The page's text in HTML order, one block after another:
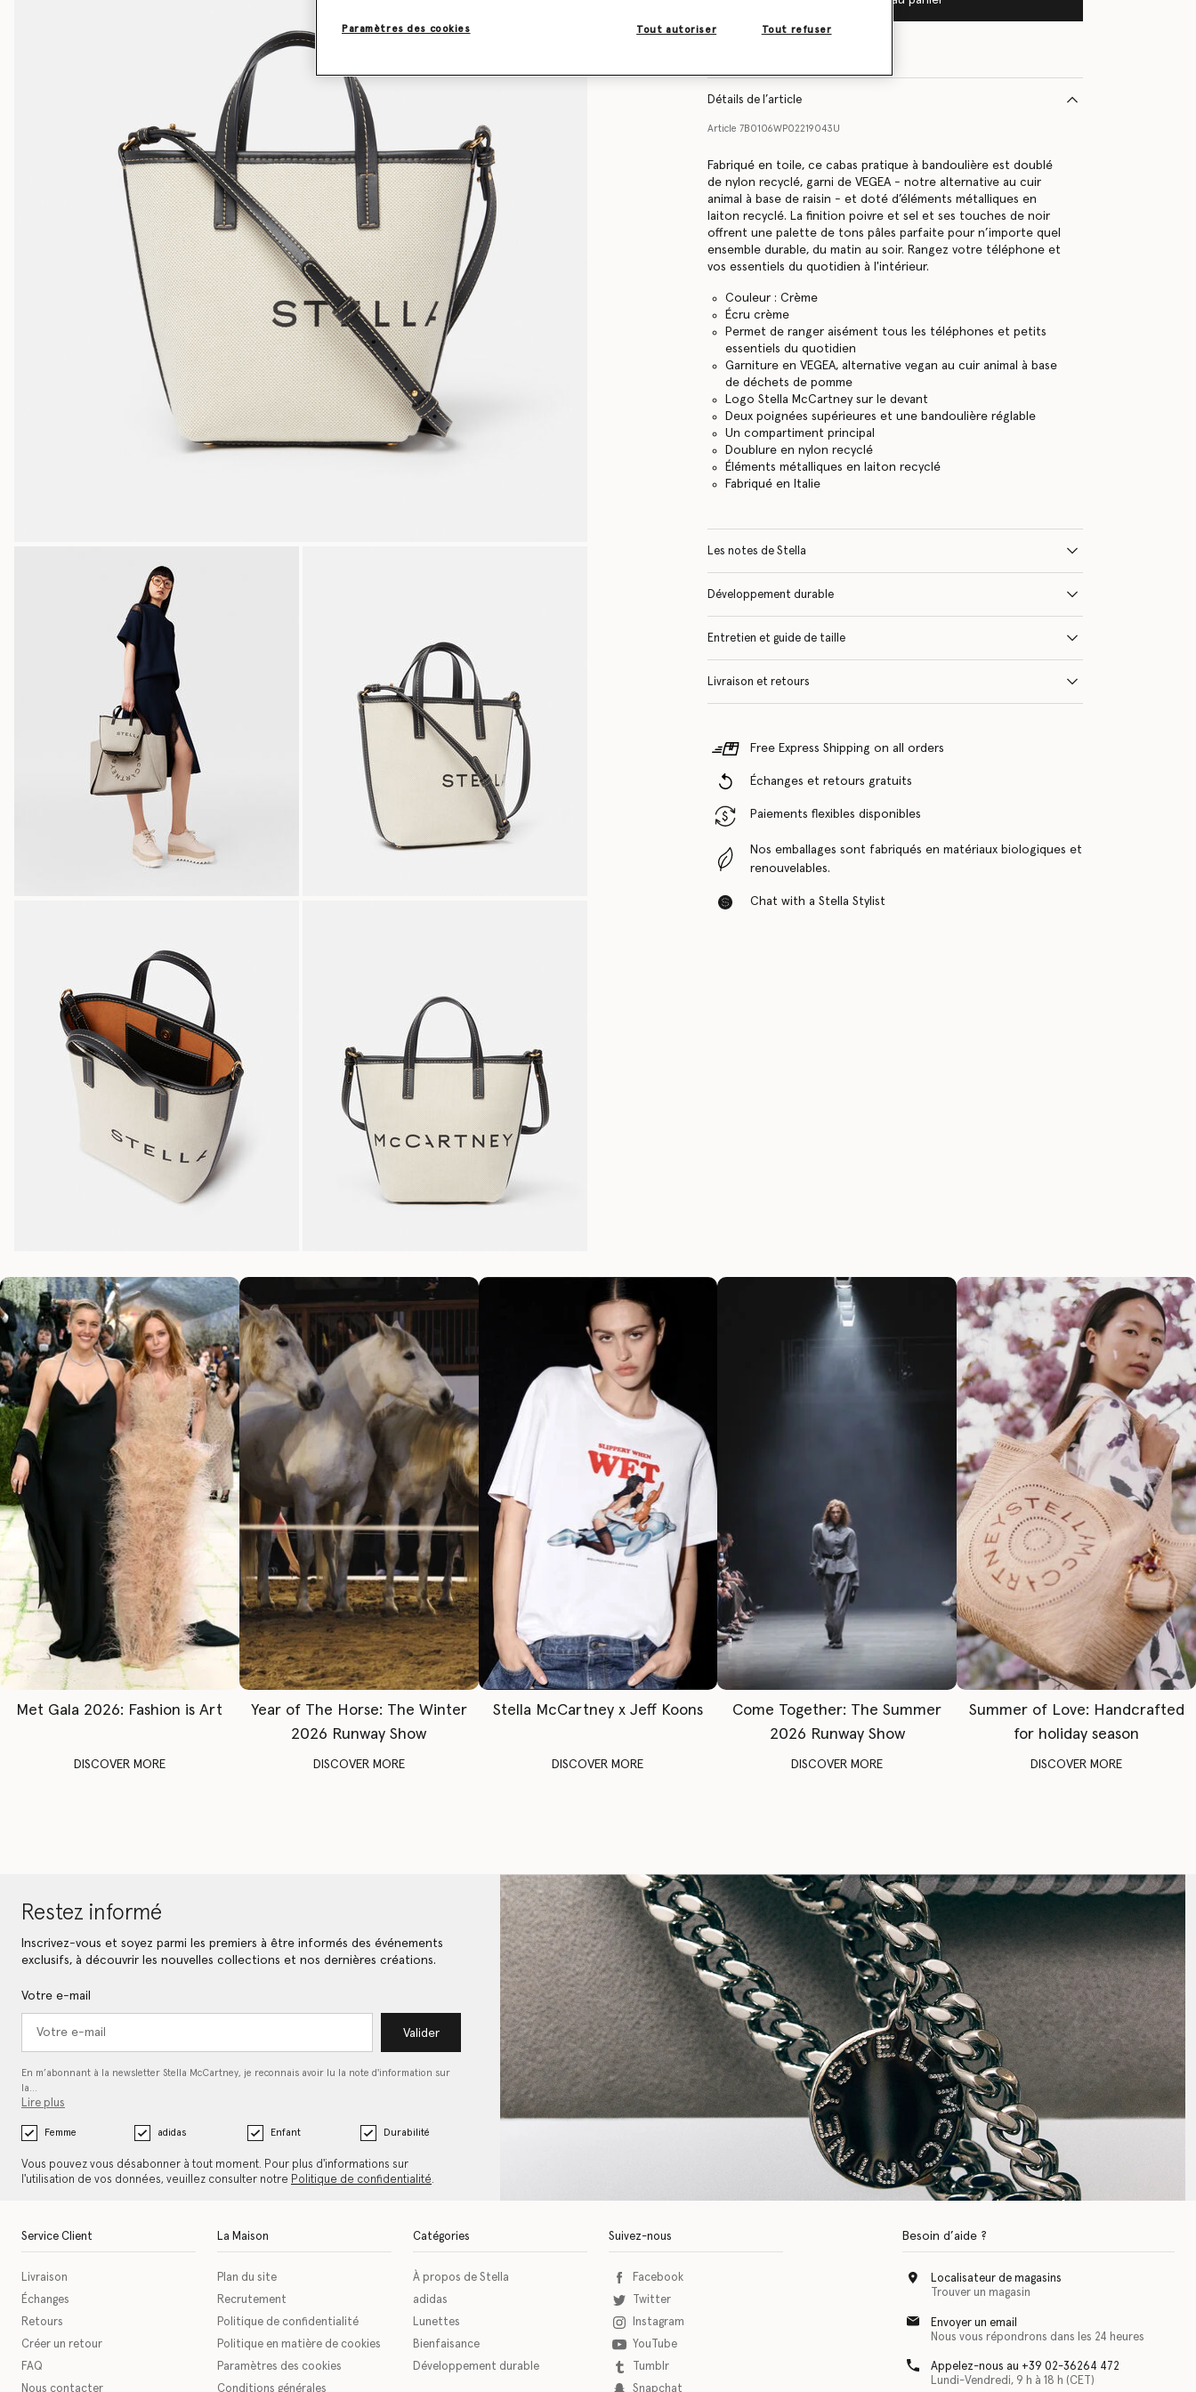
Détails de l’article
Article 7B0106WP02219043U
Fabriqué en toile, ce cabas pratique à bandoulière est doublé
de nylon recyclé, garni de VEGEA - notre alternative au cuir
animal à base de raisin - et doté d’éléments métalliques en
laiton recyclé. La finition poivre et sel et ses touches de noir
offrent une palette de tons pâles parfaite pour n’importe quel
ensemble durable, du matin au soir. Rangez votre téléphone et
vos essentiels du quotidien à l'intérieur.
Couleur : Crème
Écru crème
Permet de ranger aisément tous les téléphones et petits
essentiels du quotidien
Garniture en VEGEA, alternative vegan au cuir animal à base
de déchets de pomme
Logo Stella McCartney sur le devant
Deux poignées supérieures et une bandoulière réglable
Un compartiment principal
Doublure en nylon recyclé
Éléments métalliques en laiton recyclé
Fabriqué en Italie
Les notes de Stella
Développement durable
Entretien et guide de taille
Livraison et retours
Free Express Shipping on all orders
Échanges et retours gratuits
Paiements flexibles disponibles
Nos emballages sont fabriqués en matériaux biologiques et
renouvelables.
Chat with a Stella Stylist
Met Gala 2026: Fashion is Art
DISCOVER MORE
Year of The Horse: The Winter
2026 Runway Show
DISCOVER MORE
Stella McCartney x Jeff Koons
DISCOVER MORE
Come Together: The Summer
2026 Runway Show
DISCOVER MORE
Summer of Love: Handcrafted
for holiday season
DISCOVER MORE
Restez informé
Inscrivez-vous et soyez parmi les premiers à être informés des événements
exclusifs, à découvrir les nouvelles collections et nos dernières créations.
Votre e-mail
Valider
En m’abonnant à la newsletter Stella McCartney, je reconnais avoir lu la note d'information sur
la…
Lire plus
Femme adidas Enfant Durabilité
Vous pouvez vous désabonner à tout moment. Pour plus d'informations sur
l'utilisation de vos données, veuillez consulter notre Politique de confidentialité.
Service Client
Livraison
Échanges
Retours
Créer un retour
FAQ
Nous contacter
La Maison
Plan du site
Recrutement
Politique de confidentialité
Politique en matière de cookies
Paramètres des cookies
Conditions générales
Catégories
À propos de Stella
adidas
Lunettes
Bienfaisance
Développement durable
Suivez-nous
Facebook
Twitter
Instagram
YouTube
Tumblr
Snapchat
Besoin d’aide ?
Localisateur de magasins
Trouver un magasin
Envoyer un email
Nous vous répondrons dans les 24 heures
Appelez-nous au +39 02-36264 472
Lundi-Vendredi, 9 h à 18 h (CET)
Paramètres des cookies Tout refuser
Tout autoriser